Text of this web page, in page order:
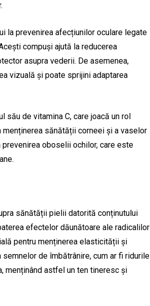
la prevenirea afecțiunilor oculare legate
compuși ajută la reducerea
asupra vederii. De asemenea,
vizuală și poate sprijini adaptarea
său de vitamina C, care joacă un rol
sănătății corneei și a vaselor
prevenirea oboselii ochilor, care este
sănătății pielii datorită conținutului
efectelor dăunătoare ale radicalilor
pentru menținerea elasticității și
de îmbătrânire, cum ar fi ridurile
menținând astfel un ten tineresc și